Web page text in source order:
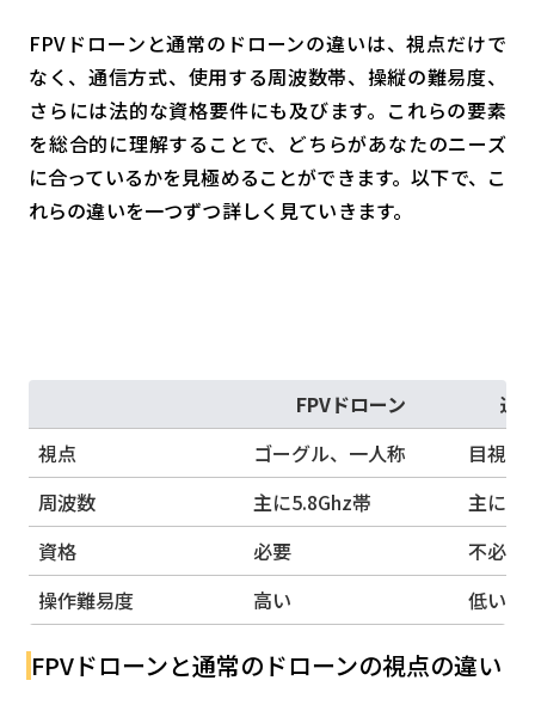
SIM
スマホ
リセット
検索する
FPVドローンと通常のドローンの違いは、視点だけで
なく、通信方式、使用する周波数帯、操縦の難易度、
さらには法的な資格要件にも及びます。これらの要素
を総合的に理解することで、どちらがあなたのニーズ
に合っているかを見極めることができます。以下で、こ
れらの違いを一つずつ詳しく見ていきます。
FPVドローン
通
視点
ゴーグル、一人称
目視
周波数
主に5.8Ghz帯
主に
資格
必要
不必要
操作難易度
高い 低い
FPVドローンと通常のドローンの視点の違い